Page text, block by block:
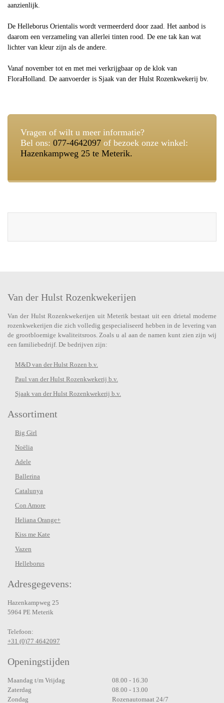
aanzienlijk.
De Helleborus Orientalis wordt vermeerderd door zaad. Het aanbod is
daarom een verzameling van allerlei tinten rood. De ene tak kan wat
lichter van kleur zijn als de andere.
Vanaf november tot en met mei verkrijgbaar op de klok van
FloraHolland. De aanvoerder is Sjaak van der Hulst Rozenkwekerij bv.
Vragen of wilt u meer informatie?
Bel ons: 077-4642097 of bezoek onze winkel:
Hazenkampweg 25 te Meterik.
Van der Hulst Rozenkwekerijen
Van der Hulst Rozenkwekerijen uit Meterik bestaat uit een drietal moderne
rozenkwekerijen die zich volledig gespecialiseerd hebben in de levering van
de grootbloemige kwaliteitsroos. Zoals u al aan de namen kunt zien zijn wij
een familiebedrijf. De bedrijven zijn:
M&D van der Hulst Rozen b.v.
Paul van der Hulst Rozenkwekerij b.v.
Sjaak van der Hulst Rozenkwekerij b.v.
Assortiment
Big Girl
Noëlia
Adele
Ballerina
Catalunya
Con Amore
Heliana Orange+
Kiss me Kate
Vazen
Helleborus
Adresgegevens:
Hazenkampweg 25
5964 PE Meterik
Telefoon:
+31 (0)77 4642097
Openingstijden
Maandag t/m Vrijdag
08.00 - 16.30
Zaterdag
08.00 - 13.00
Zondag
Rozenautomaat 24/7